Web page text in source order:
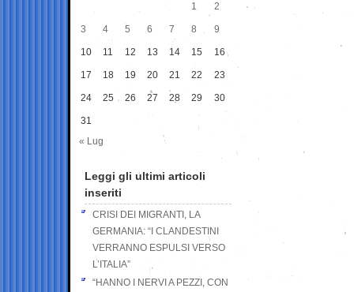
1
2
3 4 5 6 7 8 9
10 11 12 13 14 15 16
17 18 19 20 21 22 23
24 25 26 27 28 29 30
31
« Lug
Leggi gli ultimi articoli
inseriti
CRISI DEI MIGRANTI, LA
GERMANIA: “I CLANDESTINI
VERRANNO ESPULSI VERSO
L’ITALIA”
“HANNO I NERVI A PEZZI, CON